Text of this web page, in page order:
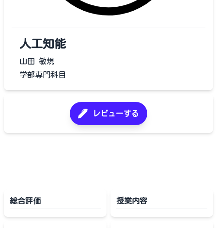
人工知能
山田 敏規
学部専門科目
レビューする
総合評価 授業内容